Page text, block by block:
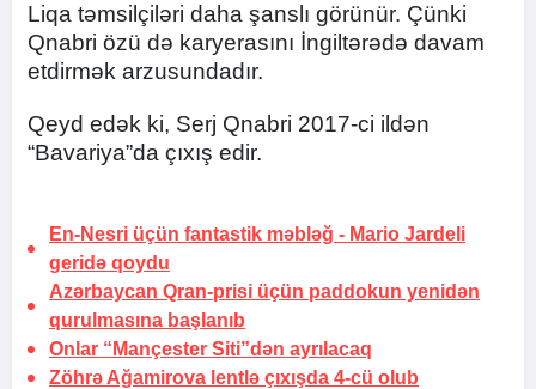
Liqa təmsilçiləri daha şanslı görünür. Çünki
Qnabri özü də karyerasını İngiltərədə davam
etdirmək arzusundadır.
Qeyd edək ki, Serj Qnabri 2017-ci ildən
“Bavariya”da çıxış edir.
En-Nesri üçün fantastik məbləğ - Mario Jardeli
geridə qoydu
Azərbaycan Qran-prisi üçün paddokun yenidən
qurulmasına başlanıb
Onlar “Mançester Siti”dən ayrılacaq
Zöhrə Ağamirova lentlə çıxışda 4-cü olub